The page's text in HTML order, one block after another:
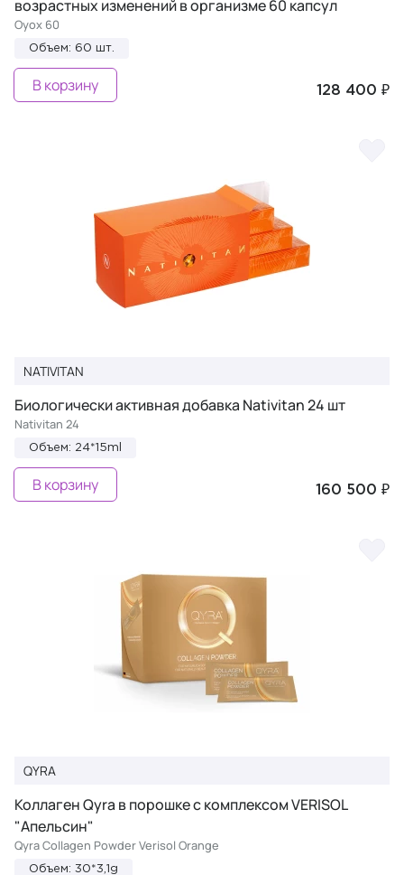
возрастных изменений в организме 60 капсул
Oyox 60
Объем: 60 шт.
128 400 ₽
В корзину
NATIVITAN
Биологически активная добавка Nativitan 24 шт
Nativitan 24
Объем: 24*15ml
160 500 ₽
В корзину
QYRA
Коллаген Qyra в порошке с комплексом VERISOL
"Апельсин"
Qyra Collagen Powder Verisol Orange
Объем: 30*3,1g